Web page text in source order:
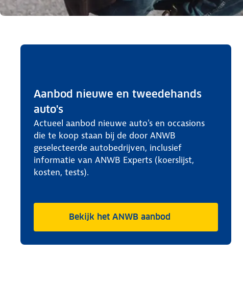
Aanbod nieuwe en tweedehands
auto's
Actueel aanbod nieuwe auto's en occasions
die te koop staan bij de door ANWB
geselecteerde autobedrijven, inclusief
informatie van ANWB Experts (koerslijst,
kosten, tests).
Bekijk het ANWB aanbod